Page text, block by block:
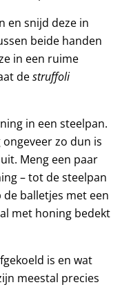
en snijd deze in
beide handen
in een ruime
destruffoli
in een steelpan.
zo dun is
Meng een paar
– tot de steelpan
de balletjes met een
met honing bedekt
is en wat
meestal precies